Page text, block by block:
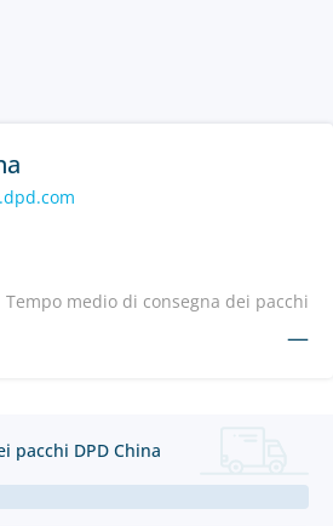
Tempo medio di consegna dei pacchi
—
pacchi DPD China